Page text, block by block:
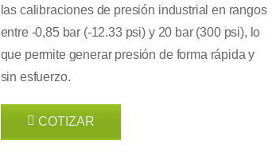
las calibraciones de presión industrial en rangos
entre -0,85 bar (-12.33 psi) y 20 bar (300 psi), lo
que permite generar presión de forma rápida y
sin esfuerzo.
COTIZAR